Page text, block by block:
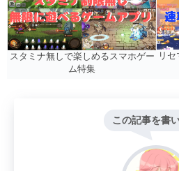
スタミナ無しで楽しめるスマホゲー
ム特集
リ
この記事を書